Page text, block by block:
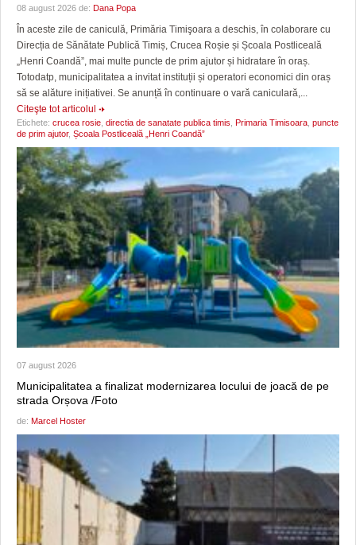
08 august 2026 de: Dana Popa
În aceste zile de caniculă, Primăria Timişoara a deschis, în colaborare cu
Direcția de Sănătate Publică Timiș, Crucea Roșie și Școala Postliceală
„Henri Coandă”, mai multe puncte de prim ajutor și hidratare în oraș.
Totodatp, municipalitatea a invitat instituții și operatori economici din oraș
să se alăture inițiativei. Se anunță în continuare o vară caniculară,...
Citeşte tot articolul
Etichete: crucea rosie directia de sanatate publica timis Primaria Timisoara puncte
de prim ajutor, Școala Postliceală „Henri Coandă”
07 august 2026
Municipalitatea a finalizat modernizarea locului de joacă de pe
strada Orșova /Foto
de: Marcel Hoster